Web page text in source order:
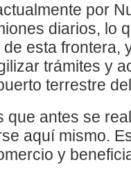
por
diarios, lo
esta frontera,
trámites y
terrestre
que antes se
aquí mismo.
y